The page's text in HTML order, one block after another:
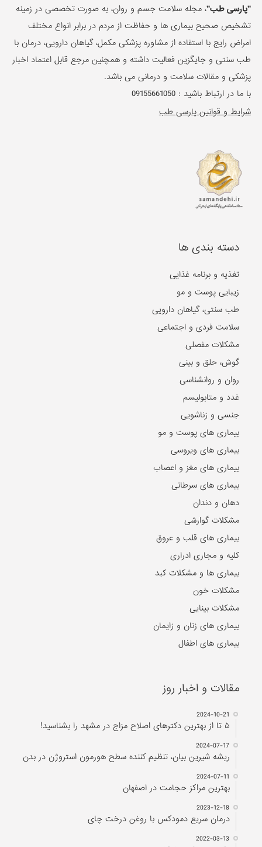
"پارسی طب"، مجله سلامت جسم و روان، به صورت تخصصی در زمینه
تشخیص صحیح بیماری ها و حفاظت از مردم در برابر انواع مختلف
امراض رایج با استفاده از مشاوره پزشکی مکمل، گیاهان دارویی، درمان با
طب سنتی و جایگزین فعالیت داشته و همچنین مرجع قابل اعتماد اخبار
پزشکی و مقالات سلامت و درمانی می باشد.
با ما در ارتباط باشید :09155661050
شرایط و قوانین پارسی طب
دسته بندی ها
تغذیه و برنامه غذایی
زیبایی پوست و مو
طب سنتی، گیاهان دارویی
سلامت فردی و اجتماعی
مشکلات مفصلی
گوش، حلق و بینی
روان و روانشناسی
غدد و متابولیسم
جنسی و زناشویی
بیماری های پوست و مو
بیماری های ویروسی
بیماری های مغز و اعصاب
بیماری های سرطانی
دهان و دندان
مشکلات گوارشی
بیماری های قلب و عروق
کلیه و مجاری ادراری
بیماری ها و مشکلات کبد
مشکلات خون
مشکلات بینایی
بیماری های زنان و زایمان
بیماری های اطفال
مقالات و اخبار روز
2024-10-21
۵ تا از بهترین دکتر‌های اصلاح مزاج در مشهد را بشناسید!
2024-07-17
ریشه شیرین بیان، تنظیم کننده سطح هورمون استروژن در بدن
2024-07-11
بهترین مراکز حجامت در اصفهان
2023-12-18
درمان سریع دمودکس با روغن درخت چای
2022-03-13